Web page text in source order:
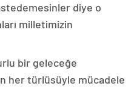
diye o
milletimizin
bir geleceğe
her türlüsüyle mücadele